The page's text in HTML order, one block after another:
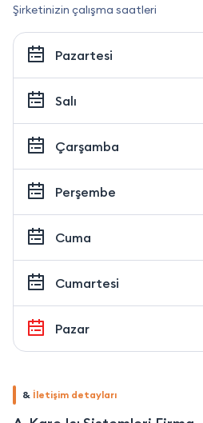
Şirketinizin çalışma saatleri
Pazartesi
Salı
Çarşamba
Perşembe
Cuma
Cumartesi
Pazar
& İletişim detayları